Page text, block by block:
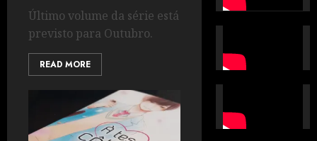
Último volume da série está
previsto para Outubro.
READ MORE